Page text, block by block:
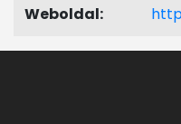
Weboldal: